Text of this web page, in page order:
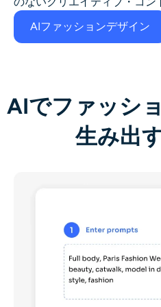
AIファッションデザイン
AIでファッシ
生み出